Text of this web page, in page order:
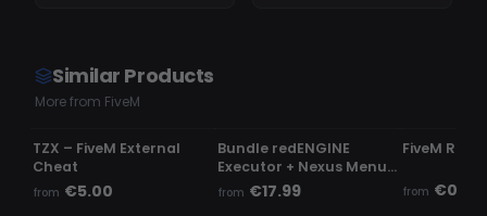
Similar Products
More from FiveM
UNDETECTED
TZX – FiveM External
Cheat
from €5.00
Bundle redENGINE
Executor + Nexus Menu |
Phaze Menu
from €17.99
FiveM
from €0.50